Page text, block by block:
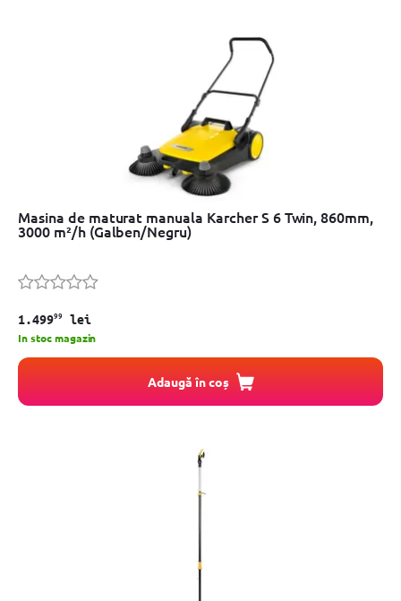
Masina de maturat manuala Karcher S 6 Twin, 860mm,
3000 m²/h (Galben/Negru)
1.49999 lei
In stoc magazin
Adaugă în coș